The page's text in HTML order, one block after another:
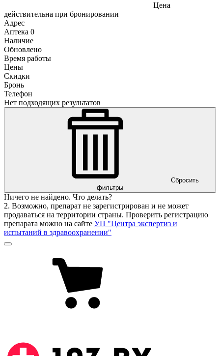
Цена
действительна при бронировании
Адрес
Аптека 0
Наличие
Обновлено
Время работы
Цены
Скидки
Бронь
Телефон
Нет подходящих результатов
Сбросить
фильтры
Ничего не найдено. Что делать?
2. Возможно, препарат не зарегистрирован и не может
продаваться на территории страны. Проверить регистрацию
препарата можно на сайте УП "Центра экспертиз и
испытаний в здравоохранении"